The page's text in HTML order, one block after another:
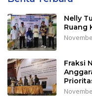
Nelly
Ruang
Fraksi